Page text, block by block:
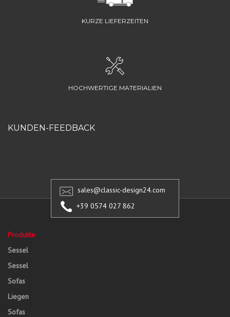
KURZE LIEFERZEITEN
HOCHWERTIGE MATERIALIEN
KUNDEN-FEEDBACK
sales@classic-design24.com
+39 0574 027 862
Produkte
Sessel
Sessel
Sofas
Liegen
Sofas